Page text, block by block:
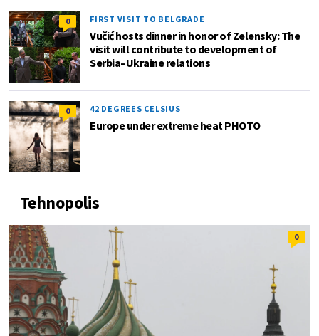
0 FIRST VISIT TO BELGRADE
Vučić hosts dinner in honor of Zelensky: The
visit will contribute to development of
Serbia–Ukraine relations
0 42 DEGREES CELSIUS
Europe under extreme heat PHOTO
Tehnopolis
0